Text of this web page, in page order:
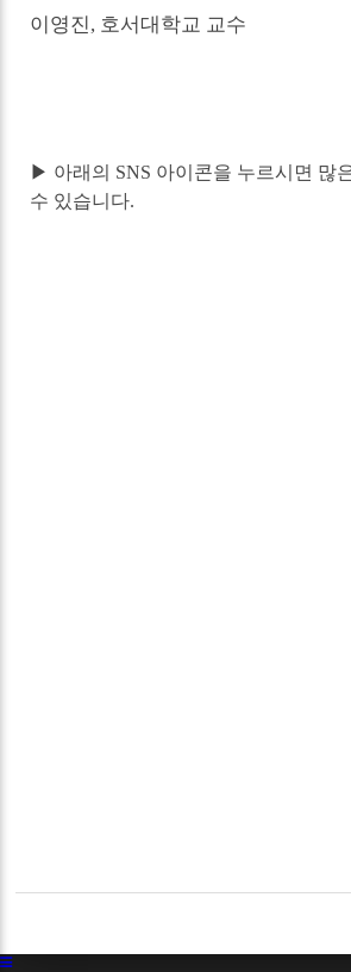
이영진, 호서대학교 교수
▶ 아래의 SNS 아이콘을 누르시면 많
수 있습니다.